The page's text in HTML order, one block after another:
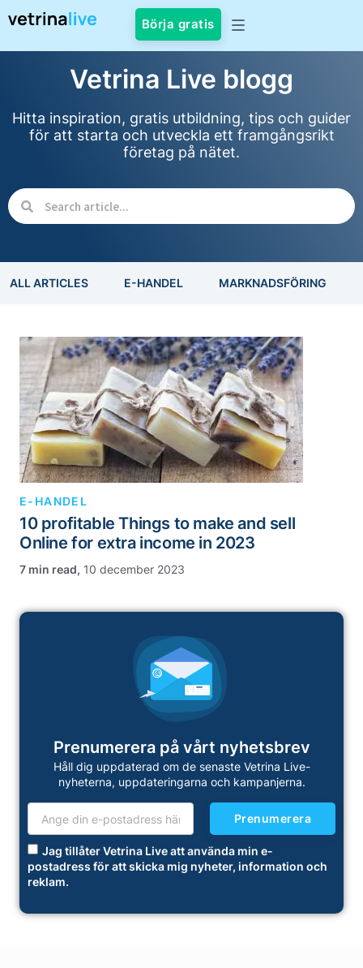
Börja gratis
Vetrina Live blogg
Hitta inspiration, gratis utbildning, tips och guider
för att starta och utveckla ett framgångsrikt
företag på nätet.
ALL ARTICLES E-HANDEL MARKNADSFÖRING
E-HANDEL
10 profitable Things to make and sell
Online for extra income in 2023
, 10 december 2023
Prenumerera på vårt nyhetsbrev
Håll dig uppdaterad om de senaste Vetrina Live-
nyheterna, uppdateringarna och kampanjerna.
Jag tillåter Vetrina Live att använda min e-
postadress för att skicka mig nyheter, information och
reklam.
Prenumerera